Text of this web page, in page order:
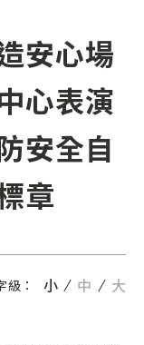
安心場
心表演
安全自
章
級： 小 中 大